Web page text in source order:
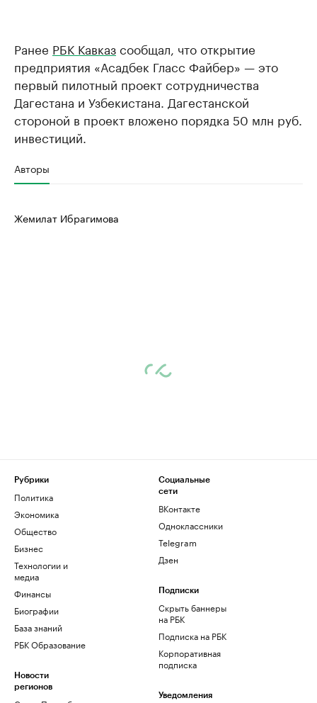
Ранее РБК Кавказсообщал, что открытие
предприятия «Асадбек Гласс Файбер» — это
первый пилотный проект сотрудничества
Дагестана и Узбекистана. Дагестанской
стороной в проект вложено порядка 50 млн руб.
инвестиций.
Авторы
Жемилат Ибрагимова
Рубрики
Политика
Экономика
Общество
Бизнес
Технологии и
медиа
Финансы
Биографии
База знаний
РБК Образование
Новости
регионов
Социальные
сети
ВКонтакте
Одноклассники
Telegram
Дзен
Подписки
Скрыть баннеры
на РБК
Подписка на РБК
Корпоративная
подписка
Уведомления